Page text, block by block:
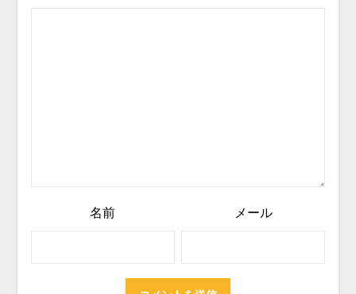
名前 メール